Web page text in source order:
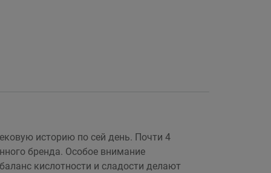
историю по сей день. Почти 4
бренда. Особое внимание
кислотности и сладости делают